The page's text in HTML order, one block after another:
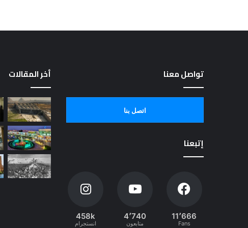
تواصل معنا
اتصل بنا
إتبعنا
11٬666
Fans
4٬740
متابعون
458k
انستجرام
أخر المقالات